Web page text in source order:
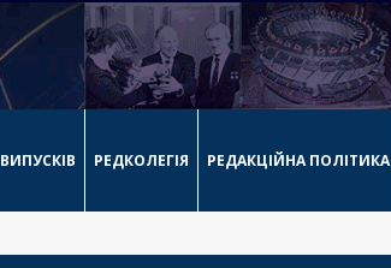
РЕДКОЛЕГІЯ РЕДАКЦІЙНА ПОЛІТИКА